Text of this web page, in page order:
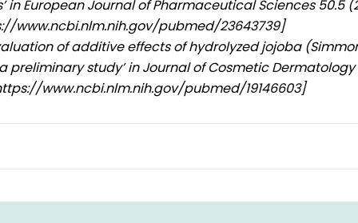
in European Journal of Pharmaceutical Sciences 50.5
www.ncbi.nlm.nih.gov/pubmed/23643739]
of additive effects of hydrolyzed jojoba
preliminary study’ in Journal of Cosmetic
www.ncbi.nlm.nih.gov/pubmed/19146603]